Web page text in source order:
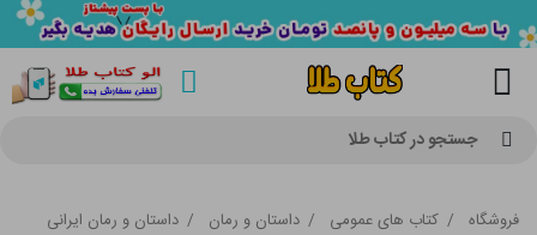
جستجو در کتاب طلا
فروشگاه / کتاب های عمومی / داستان و رمان / داستان و رمان ایرانی